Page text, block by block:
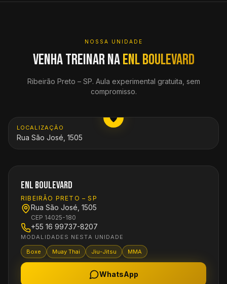
NOSSA UNIDADE
Venha treinar naENL Boulevard
Ribeirão Preto – SP. Aula experimental gratuita, sem
compromisso.
LOCALIZAÇÃO
Rua São José, 1505
ENL Boulevard
RIBEIRÃO PRETO –SP
Rua São José, 1505
CEP 14025-180
+55 16 99737-8207
MODALIDADES NESTA UNIDADE
Boxe Muay Thai Jiu-Jitsu MMA
WhatsApp